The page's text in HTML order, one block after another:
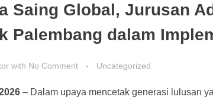
Saing Global, Jurusan
Palembang dalam
with No Comment Uncategorized
– Dalam upaya mencetak generasi lulusan